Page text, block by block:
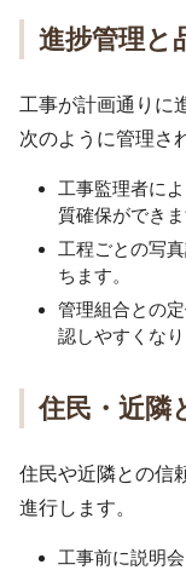
進捗管理と
工事が計画通りに
次のように管理さ
工事監理者に
質確保ができま
工程ごとの写
ちます。
管理組合との
認しやすくなり
住民・近隣
住民や近隣との信
進行します。
工事前に説明